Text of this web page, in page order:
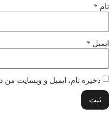
نام *
ایمیل *
ذخیره نام، ایمیل و وبسایت من